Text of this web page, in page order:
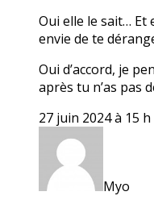
Oui elle le sait… Et
envie de te
Oui d’accord, je
après tu n’as pas
27 juin 2024 à 15
Myo